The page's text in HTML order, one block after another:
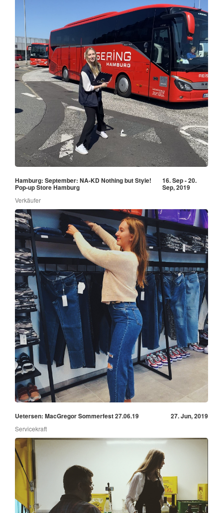
Hamburg: September: NA-KD Nothing but Style!
Pop-up Store Hamburg
16. Sep - 20.
Sep, 2019
Verkäufer
Uetersen: MacGregor Sommerfest 27.06.19 27. Jun, 2019
Servicekraft